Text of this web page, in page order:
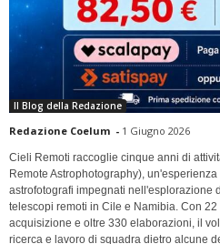
Il Blog della Redazione
Redazione Coelum - 1 Giugno 2026
Cieli Remoti raccoglie cinque anni di
Remote Astrophotography),
astrofotografi impegnati nell'esplorazione
telescopi remoti in Cile e Namibia. Con
acquisizione e oltre 330 elaborazioni, il
ricerca e lavoro di squadra dietro alcune